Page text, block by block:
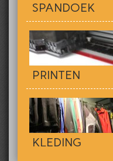
SPANDOEK
PRINTEN
KLEDING